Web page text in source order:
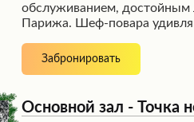
обслуживанием, достойным
Парижа. Шеф-повара
гарантированно вызовут
требовательных гурманов.
безупречную организацию
мероприятий. Благодаря
Забронировать
Основной зал - Точка